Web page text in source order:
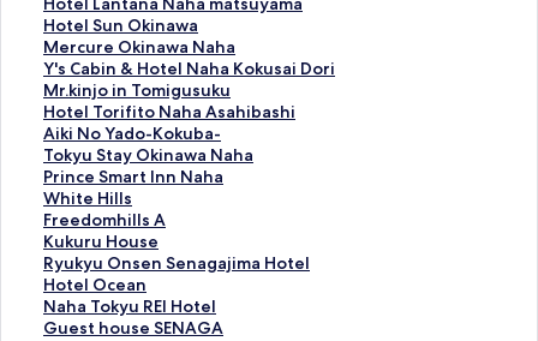
a
L
a
n
a
W
a
i
o
l
i
的
連
結
H
A
的
連
結
a
w
a
N
a
h
a
b
y
H
o
s
h
i
n
e
w
V
i
l
l
a
的
連
結
m
h
i
l
l
s
B
的
連
結
e
l
N
a
h
a
的
連
結
o
r
e
的
連
結
S
E
N
A
G
A
J
I
M
A
S
T
O
R
Y
t
e
l
G
r
a
n
V
i
e
w
G
a
r
d
o
t
e
l
L
a
n
t
a
n
a
N
a
h
a
Hotel Sun Okinawa
H
o
t
e
l
S
u
n
O
k
i
n
a
w
a
Mercure Okinawa Naha
M
e
r
c
u
r
e
O
k
i
n
a
w
a
Y's Cabin & Hotel Naha Kokusai Dori
Y
'
s
C
a
b
i
n
&
H
o
t
e
Mr.kinjo in Tomigusuku
M
r
.
k
i
n
j
o
i
n
T
o
Hotel Torifito Naha Asahibashi
H
o
t
e
l
T
o
r
i
f
i
Aiki No Yado-Kokuba-
A
i
k
i
N
o
Y
a
d
o
Tokyu Stay Okinawa Naha
T
o
k
y
u
S
t
a
y
Prince Smart Inn Naha
P
r
i
n
c
e
S
m
White Hills
W
h
i
t
e
H
i
Freedomhills A
F
r
e
e
d
o
Kukuru House
K
u
k
u
r
Ryukyu Onsen Senagajima Hotel
R
y
u
k
Hotel Ocean
H
o
t
Naha Tokyu REI Hotel
N
a
Guest house SENAGA
G